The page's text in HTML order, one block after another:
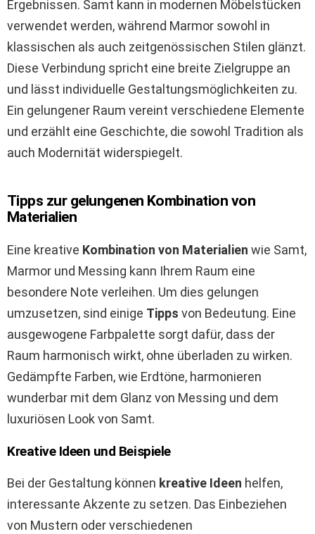
Ergebnissen. Samt kann in modernen Möbelstücken
verwendet werden, während Marmor sowohl in
klassischen als auch zeitgenössischen Stilen glänzt.
Diese Verbindung spricht eine breite Zielgruppe an
und lässt individuelle Gestaltungsmöglichkeiten zu.
Ein gelungener Raum vereint verschiedene Elemente
und erzählt eine Geschichte, die sowohl Tradition als
auch Modernität widerspiegelt.
Tipps zur gelungenen Kombination von
Materialien
Eine kreative Kombination von Materialien wie Samt,
Marmor und Messing kann Ihrem Raum eine
besondere Note verleihen. Um dies gelungen
umzusetzen, sind einige Tipps von Bedeutung. Eine
ausgewogene Farbpalette sorgt dafür, dass der
Raum harmonisch wirkt, ohne überladen zu wirken.
Gedämpfte Farben, wie Erdtöne, harmonieren
wunderbar mit dem Glanz von Messing und dem
luxuriösen Look von Samt.
Kreative Ideen und Beispiele
Bei der Gestaltung können kreative Ideen helfen,
interessante Akzente zu setzen. Das Einbeziehen
von Mustern oder verschiedenen